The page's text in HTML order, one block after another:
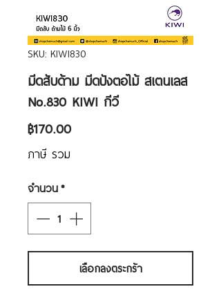
SKU: KIWI830
มีดสับด้าม มีดปังตอไม้ สเตนเลส
No.830 KIWI กีวี
฿170.00ราคา
ภาษี รวม
จำนวน*
เลือกลงตระกร้า